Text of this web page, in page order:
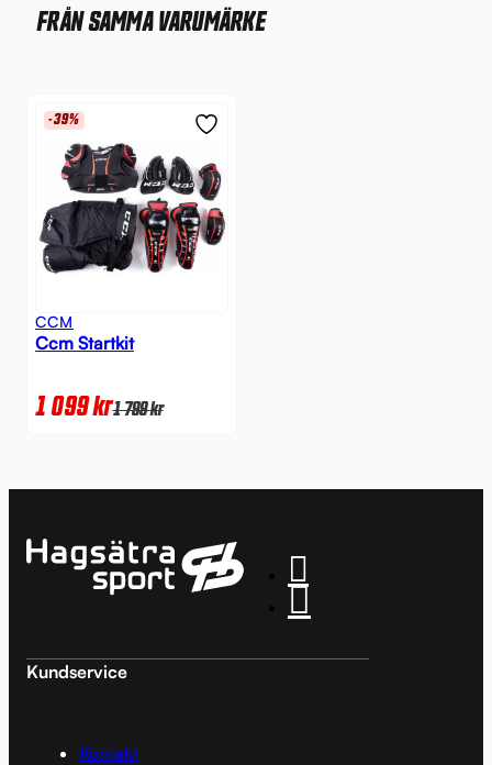
FRÅN SAMMA VARUMÄRKE
-39%
CCM
Ccm Startkit
1 099kr1 799kr
Kundservice
Kontakt